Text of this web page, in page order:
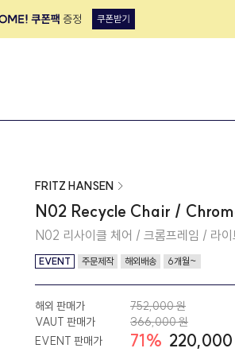
FRITZ HANSEN
N02 Recycle Chair /
N02 리사이클 체어 / 크롬프레임 / 라이
EVENT 주문제작 해외배송 6개월~
해외 판매가
752,000 원
VAUT 판매가
366,000 원
EVENT 판매가
71% 220,000